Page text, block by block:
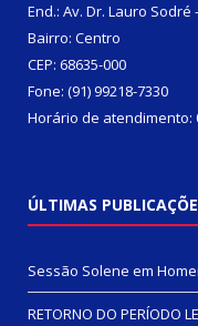
End.: Av. Dr. Lauro Sodré
Bairro: Centro
CEP: 68635-000
Fone: (91) 99218-7330
Horário de atendimento:
ÚLTIMAS
Sessão Solene em
RETORNO DO PERÍODO